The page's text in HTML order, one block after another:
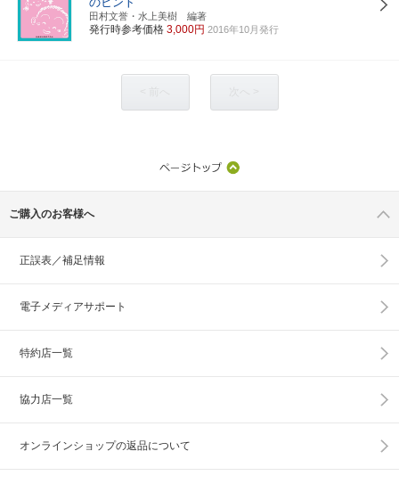
田村文誉・水上美樹 編著
発行時参考価格 3,000円 2016年10月発行
ご購入のお客様へ
正誤表／補足情報
電子メディアサポート
特約店一覧
協力店一覧
オンラインショップの返品について